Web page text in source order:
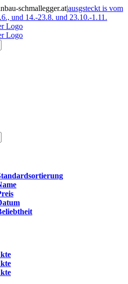
schmallegger.at|ausgsteckt is vom
und 14.-23.8. und 23.10.-1.11.